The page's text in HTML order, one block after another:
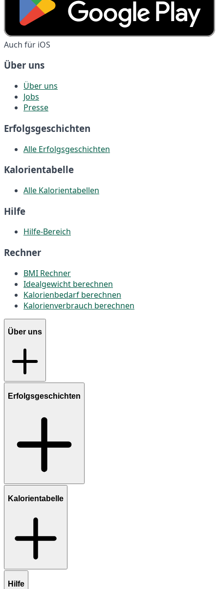
Auch für iOS
Über uns
Über uns
Jobs
Presse
Erfolgsgeschichten
Alle Erfolgsgeschichten
Kalorientabelle
Alle Kalorientabellen
Hilfe
Hilfe-Bereich
Rechner
BMI Rechner
Idealgewicht berechnen
Kalorienbedarf berechnen
Kalorienverbrauch berechnen
Über uns
Erfolgsgeschichten
Kalorientabelle
Hilfe